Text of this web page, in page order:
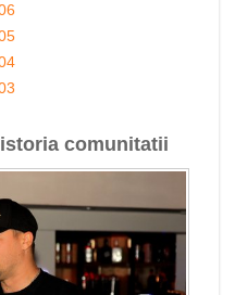
comunitatii